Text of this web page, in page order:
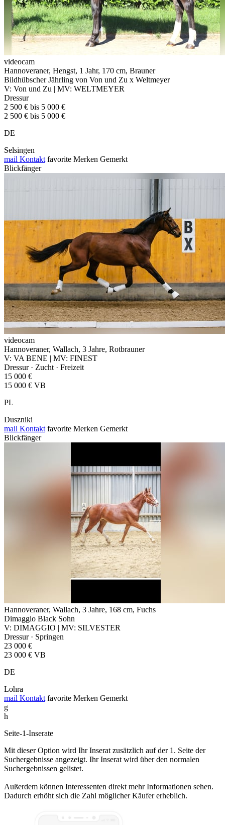
videocam
Hannoveraner, Hengst, 1 Jahr, 170 cm, Brauner
Bildhübscher Jährling von Von und Zu x Weltmeyer
V: Von und Zu | MV: WELTMEYER
Dressur
2 500 € bis 5 000 €
2 500 € bis 5 000 €
DE
Selsingen
mail Kontakt favorite Merken Gemerkt
Blickfänger
videocam
Hannoveraner, Wallach, 3 Jahre, Rotbrauner
V: VA BENE | MV: FINEST
Dressur · Zucht · Freizeit
15 000 €
15 000 € VB
PL
Duszniki
mail Kontakt favorite Merken Gemerkt
Blickfänger
Hannoveraner, Wallach, 3 Jahre, 168 cm, Fuchs
Dimaggio Black Sohn
V: DIMAGGIO | MV: SILVESTER
Dressur · Springen
23 000 €
23 000 € VB
DE
Lohra
mail Kontakt favorite Merken Gemerkt
g
h
Seite-1-Inserate
Mit dieser Option wird Ihr Inserat zusätzlich auf der 1. Seite der
Suchergebnisse angezeigt. Ihr Inserat wird über den normalen
Suchergebnissen gelistet.
Außerdem können Interessenten direkt mehr Informationen sehen.
Dadurch erhöht sich die Zahl möglicher Käufer erheblich.